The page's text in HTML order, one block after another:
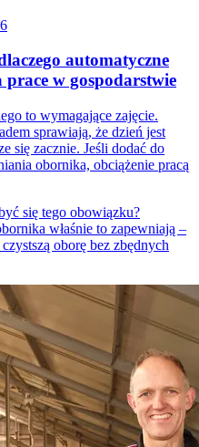
automatyczne
w gospodarstwie
to wymagające zajęcie.
sprawiają, że dzień jest
się zacznie. Jeśli dodać do
obornika, obciążenie pracą
się tego obowiązku?
właśnie to zapewniają –
oborę bez zbędnych